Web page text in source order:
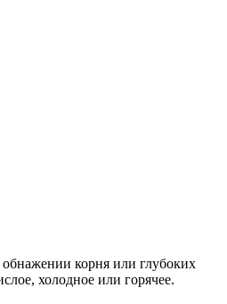
корня или глубоких
холодное или горячее.